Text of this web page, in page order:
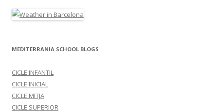
MEDITERRANIA SCHOOL BLOGS
CICLE INFANTIL
CICLE INICIAL
CICLE MITJA
CICLE SUPERIOR